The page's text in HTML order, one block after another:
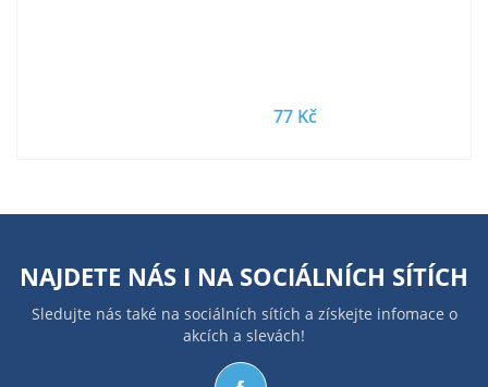
77 Kč
NAJDETE NÁS I NA SOCIÁLNÍCH SÍTÍCH
Sledujte nás také na sociálních sítích a získejte infomace o
akcích a slevách!